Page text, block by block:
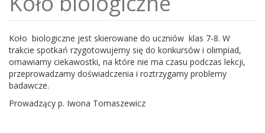
Koło biologiczne jest skierowane do uczniów klas 7-8. W
trakcie spotkań rzygotowujemy się do konkursów i olimpiad,
omawiamy ciekawostki, na które nie ma czasu podczas lekcji,
przeprowadzamy doświadczenia i roztrzygamy problemy
badawcze.
Prowadzący p. Iwona Tomaszewicz